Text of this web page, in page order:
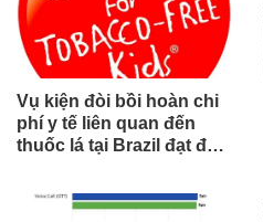
Vụ kiện đòi bồi hoàn chi
phí y tế liên quan đến
thuốc lá tại Brazil đạt đến
tòa án chuẩn bị ra phán